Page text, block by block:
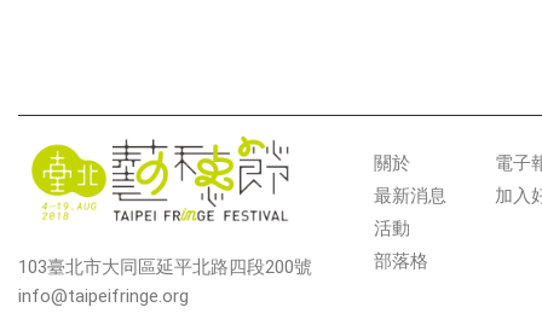
103臺北市大同區延平北路四段200號
info@taipeifringe.org
關於
最新消息
活動
部落格
電子
加入